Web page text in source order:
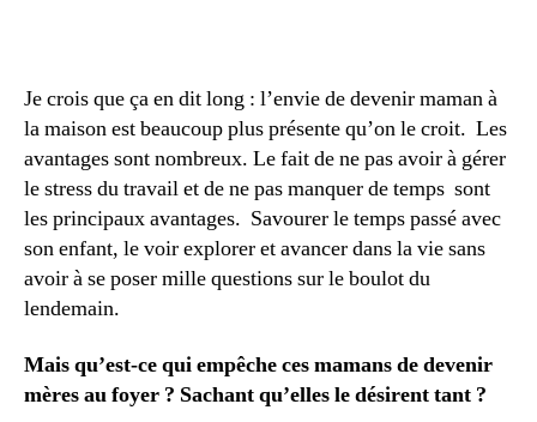
Je crois que ça en dit long : l’envie de devenir maman à
la maison est beaucoup plus présente qu’on le croit. Les
avantages sont nombreux. Le fait de ne pas avoir à gérer
le stress du travail et de ne pas manquer de temps sont
les principaux avantages. Savourer le temps passé avec
son enfant, le voir explorer et avancer dans la vie sans
avoir à se poser mille questions sur le boulot du
lendemain.
Mais qu’est-ce qui empêche ces mamans de devenir
mères au foyer ? Sachant qu’elles le désirent tant ?